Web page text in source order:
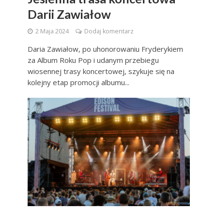
Darii Zawiałow
2 Maja 2024 Dodaj komentarz
Daria Zawiałow, po uhonorowaniu Fryderykiem
za Album Roku Pop i udanym przebiegu
wiosennej trasy koncertowej, szykuje się na
kolejny etap promocji albumu...